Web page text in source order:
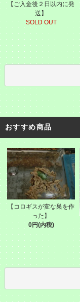
【ご入金後２日以内に発
送】
SOLD OUT
おすすめ商品
【コロギスが変な巣を作
った】
0円(内税)